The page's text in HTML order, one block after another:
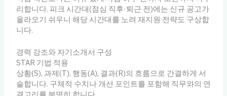
리합니다. 피크 시간대(점심 직후·퇴근 전)에는 신규 공고가
올라오기 쉬우니 해당 시간대를 노려 재지원 전략도 구상합
니다.
경력 강조와 자기소개서 구성
STAR 기법 적용
상황(S), 과제(T), 행동(A), 결과(R)의 흐름으로 간결하게 서
술합니다. 구체적 수치나 개선 포인트를 포함해 직무와의 연